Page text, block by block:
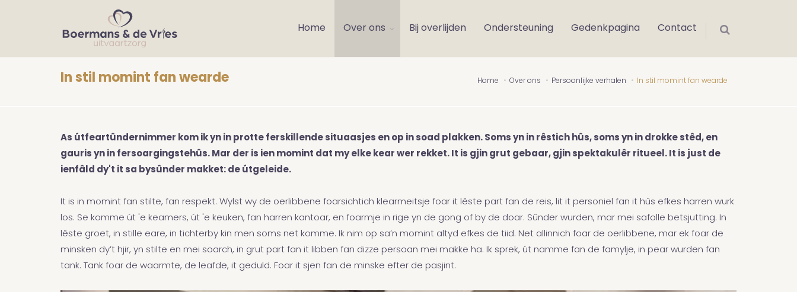
Home Over ons Bij overlijden Ondersteuning Gedenkpagina Contact
Home Over ons Persoonlijke verhalen In stil momint fan wearde
In stil momint fan wearde
As útfeartûndernimmer kom ik yn in protte ferskillende situaasjes en op in soad plakken. Soms yn in rêstich hûs, soms yn in drokke stêd, en
gauris yn in fersoargingstehûs. Mar der is ien momint dat my elke kear wer rekket. It is gjin grut gebaar, gjin spektakulêr ritueel. It is just de
ienfâld dy't it sa bysûnder makket: de útgeleide.
It is in momint fan stilte, fan respekt. Wylst wy de oerlibbene foarsichtich klearmeitsje foar it lêste part fan de reis, lit it personiel fan it hûs efkes harren wurk
los. Se komme út 'e keamers, út 'e keuken, fan harren kantoar, en foarmje in rige yn de gong of by de doar. Sûnder wurden, mar mei safolle betsjutting. In
lêste groet, in stille eare, in tichterby kin men soms net komme. Ik nim op sa’n momint altyd efkes de tiid. Net allinnich foar de oerlibbene, mar ek foar de
minsken dy’t hjir, yn stilte en mei soarch, in grut part fan it libben fan dizze persoan mei makke ha. Ik sprek, út namme fan de famylje, in pear wurden fan
tank. Tank foar de waarmte, de leafde, it geduld. Foar it sjen fan de minske efter de pasjint.